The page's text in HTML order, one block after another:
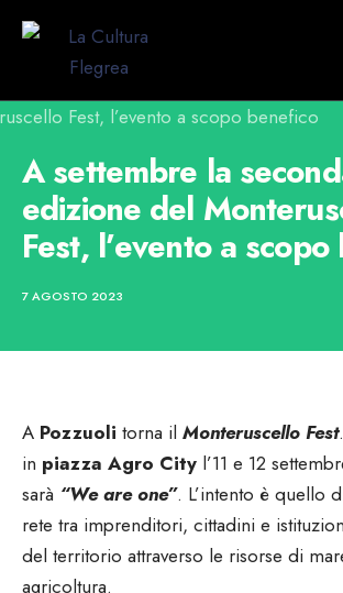
A settembre la
edizione del
Fest, l’evento a
7 AGOSTO 2023
A Pozzuoli torna il Monteruscello Fest
in piazza Agro City l’11 e 12
sarà “We are one”. L’intento è quello
rete tra imprenditori, cittadini e
del territorio attraverso le risorse di
agricoltura.